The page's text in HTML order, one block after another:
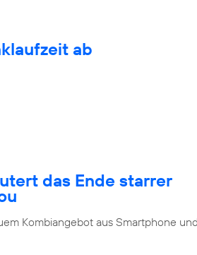
ab
das Ende starrer
Kombiangebot aus Smartphone